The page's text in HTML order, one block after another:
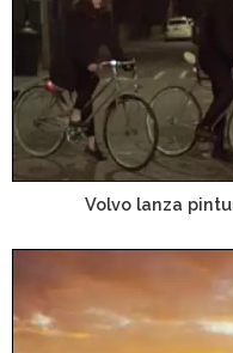
Volvo lanza